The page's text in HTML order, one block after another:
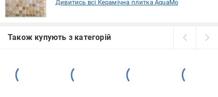
Дивитись всі Керамічна плитка AquaMo
Також купують з категорій